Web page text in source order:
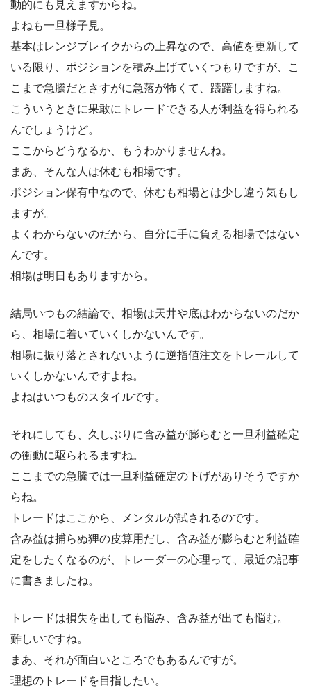
動的にも見えますからね。
よねも一旦様子見。
基本はレンジブレイクからの上昇なので、高値を更新して
いる限り、ポジションを積み上げていくつもりですが、こ
こまで急騰だとさすがに急落が怖くて、躊躇しますね。
こういうときに果敢にトレードできる人が利益を得られる
んでしょうけど。
ここからどうなるか、もうわかりませんね。
まあ、そんな人は休むも相場です。
ポジション保有中なので、休むも相場とは少し違う気もし
ますが。
よくわからないのだから、自分に手に負える相場ではない
んです。
相場は明日もありますから。
結局いつもの結論で、相場は天井や底はわからないのだか
ら、相場に着いていくしかないんです。
相場に振り落とされないように逆指値注文をトレールして
いくしかないんですよね。
よねはいつものスタイルです。
それにしても、久しぶりに含み益が膨らむと一旦利益確定
の衝動に駆られるますね。
ここまでの急騰では一旦利益確定の下げがありそうですか
らね。
トレードはここから、メンタルが試されるのです。
含み益は捕らぬ狸の皮算用だし、含み益が膨らむと利益確
定をしたくなるのが、トレーダーの心理って、最近の記事
に書きましたね。
トレードは損失を出しても悩み、含み益が出ても悩む。
難しいですね。
まあ、それが面白いところでもあるんですが。
理想のトレードを目指したい。